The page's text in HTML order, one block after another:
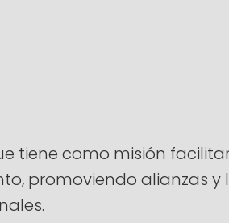
tiene como misión
promoviendo alianzas